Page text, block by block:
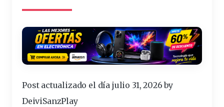
Post actualizado el día julio 31, 2026 by
DeiviSanzPlay